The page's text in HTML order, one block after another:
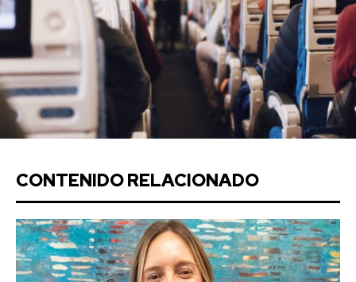
CONTENIDO RELACIONADO